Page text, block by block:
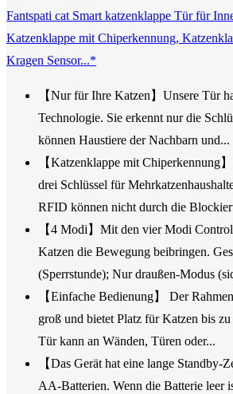
Fantspati cat Smart katzenklappe Tür für
Katzenklappe mit Chiperkennung,
Kragen Sensor...*
【Nur für Ihre Katzen】Unsere Tür
Technologie. Sie erkennt nur die
können Haustiere der Nachbarn und...
【Katzenklappe mit Chiperkennung
drei Schlüssel für
RFID können nicht durch die
【4 Modi】Mit den vier Modi
Katzen die Bewegung beibringen.
(Sperrstunde); Nur draußen-Modus
【Einfache Bedienung】 Der
groß und bietet Platz für Katzen bis
Tür kann an Wänden, Türen oder...
【Das Gerät hat eine lange Standby-
AA-Batterien. Wenn die Batterie leer